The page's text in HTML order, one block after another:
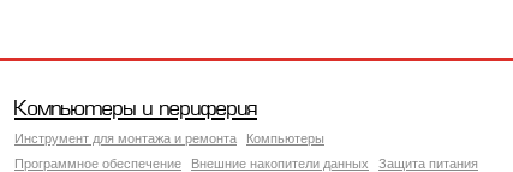
Компьютеры и периферия
Инструмент для монтажа и ремонта
Компьютеры
Программное обеспечение
Внешние накопители данных
Защита питания